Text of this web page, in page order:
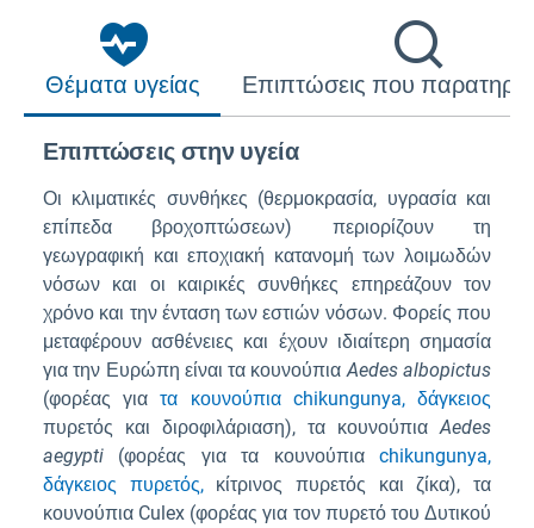
Θέματα υγείας Επιπτώσεις που
Επιπτώσεις στην υγεία
Οι κλιματικές συνθήκες (θερμοκρασία, υγρασία και
επίπεδα βροχοπτώσεων) περιορίζουν τη
γεωγραφική και εποχιακή κατανομή των λοιμωδών
νόσων και οι καιρικές συνθήκες επηρεάζουν τον
χρόνο και την ένταση των εστιών νόσων. Φορείς που
μεταφέρουν ασθένειες και έχουν ιδιαίτερη σημασία
για την Ευρώπη είναι τα κουνούπια Aedes albopictus
(φορέας γιατα κουνούπια chikungunya, δάγκειος
πυρετός και διροφιλάριαση), τα κουνούπια Aedes
aegypti (φορέας για τα κουνούπια chikungunya,
δάγκειος πυρετός,κίτρινος πυρετός και ζίκα), τα
κουνούπια Culex (φορέας για τον πυρετό του Δυτικού